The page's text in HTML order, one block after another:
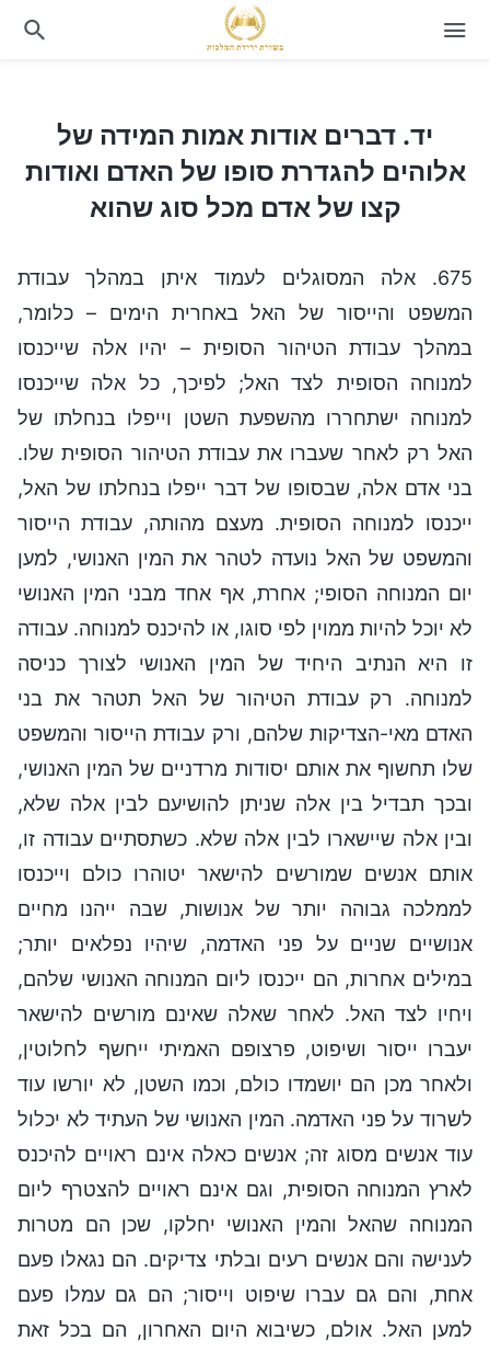
יד. דברים אודות אמות המידה של
אלוהים להגדרת סופו של האדם ואודות
קצו של אדם מכל סוג שהוא
675. אלה המסוגלים לעמוד איתן במהלך עבודת
המשפט והייסור של האל באחרית הימים – כלומר,
במהלך עבודת הטיהור הסופית – יהיו אלה שייכנסו
למנוחה הסופית לצד האל; לפיכך, כל אלה שייכנסו
למנוחה ישתחררו מהשפעת השטן וייפלו בנחלתו של
האל רק לאחר שעברו את עבודת הטיהור הסופית שלו.
בני אדם אלה, שבסופו של דבר ייפלו בנחלתו של האל,
ייכנסו למנוחה הסופית. מעצם מהותה, עבודת הייסור
והמשפט של האל נועדה לטהר את המין האנושי, למען
יום המנוחה הסופי; אחרת, אף אחד מבני המין האנושי
לא יוכל להיות ממוין לפי סוגו, או להיכנס למנוחה. עבודה
זו היא הנתיב היחיד של המין האנושי לצורך כניסה
למנוחה. רק עבודת הטיהור של האל תטהר את בני
האדם מאי-הצדיקות שלהם, ורק עבודת הייסור והמשפט
שלו תחשוף את אותם יסודות מרדניים של המין האנושי,
ובכך תבדיל בין אלה שניתן להושיעם לבין אלה שלא,
ובין אלה שיישארו לבין אלה שלא. כשתסתיים עבודה זו,
אותם אנשים שמורשים להישאר יטוהרו כולם וייכנסו
לממלכה גבוהה יותר של אנושות, שבה ייהנו מחיים
אנושיים שניים על פני האדמה, שיהיו נפלאים יותר;
במילים אחרות, הם ייכנסו ליום המנוחה האנושי שלהם,
ויחיו לצד האל. לאחר שאלה שאינם מורשים להישאר
יעברו ייסור ושיפוט, פרצופם האמיתי ייחשף לחלוטין,
ולאחר מכן הם יושמדו כולם, וכמו השטן, לא יורשו עוד
לשרוד על פני האדמה. המין האנושי של העתיד לא יכלול
עוד אנשים מסוג זה; אנשים כאלה אינם ראויים להיכנס
לארץ המנוחה הסופית, וגם אינם ראויים להצטרף ליום
המנוחה שהאל והמין האנושי יחלקו, שכן הם מטרות
לענישה והם אנשים רעים ובלתי צדיקים. הם נגאלו פעם
אחת, והם גם עברו שיפוט וייסור; הם גם עמלו פעם
למען האל. אולם, כשיבוא היום האחרון, הם בכל זאת